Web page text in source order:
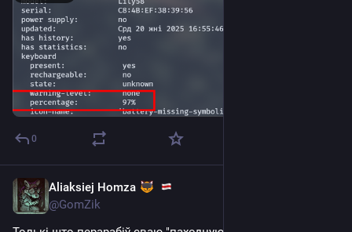
0
Aliaksiej Homza
@GomZik